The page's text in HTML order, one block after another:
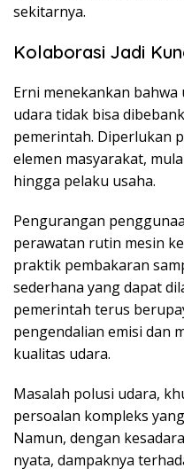
sekitarnya.
Kolaborasi Jadi
Erni menekankan
udara tidak bisa
pemerintah. Diperlukan
elemen masyarakat,
hingga pelaku usaha.
Pengurangan
perawatan rutin mesin
praktik pembakaran
sederhana yang dapat
pemerintah terus
pengendalian emisi dan
kualitas udara.
Masalah polusi udara,
persoalan kompleks
Namun, dengan
nyata, dampaknya